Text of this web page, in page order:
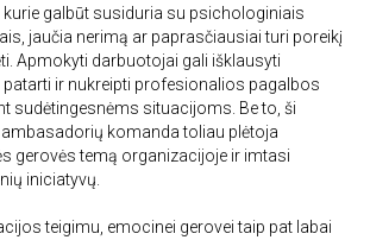
kurie galbūt susiduria su psichologiniais
jaučia nerimą ar paprasčiausiai turi poreikį
Apmokyti darbuotojai gali išklausyti
patarti ir nukreipti profesionalios pagalbos
sudėtingesnėms situacijoms. Be to, ši
komanda toliau plėtoja
gerovės temą organizacijoje ir imtasi
iniciatyvų.
teigimu, emocinei gerovei taip pat labai